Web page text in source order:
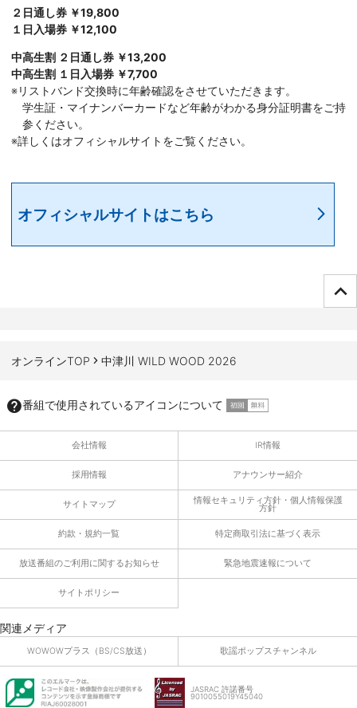
２日通し券 ￥19,800
１日入場券 ￥12,100
中高生割 ２日通し券 ￥13,200
中高生割 １日入場券 ￥7,700
※リストバンド交換時に年齢確認をさせていただきます。
学生証・マイナンバーカードなど年齢がわかる身分証明書をご持
参ください。
※詳しくはオフィシャルサイトをご覧ください。
オフィシャルサイトはこちら
オンラインTOP 中津川 WILD WOOD 2026
番組で使用されているアイコンについて
会社情報 IR情報
採用情報 アナウンサー紹介
サイトマップ 情報セキュリティ方針・個人情報保護
方針
約款・規約一覧 特定商取引法に基づく表示
放送番組のご利用に関するお知らせ 緊急地震速報について
サイトポリシー
関連メディア
WOWOWプラス（BS/CS放送） 歌謡ポップスチャンネル
JASRAC 許諾番号
9010055019Y45040